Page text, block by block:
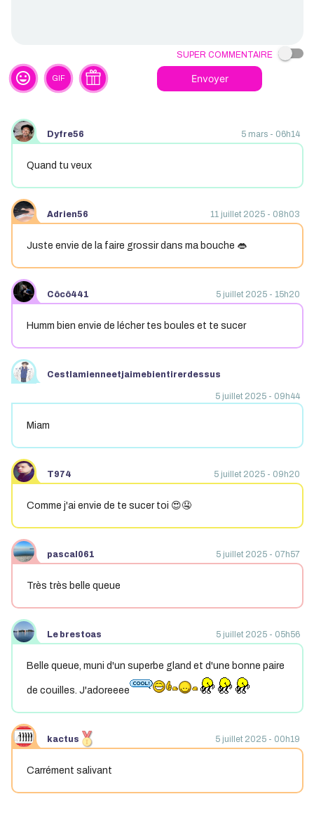
tag_faces GIF
Super commentaire
Envoyer
Dyfre56 5 mars - 06h14
Quand tu veux
Adrien56 11 juillet 2025 - 08h03
Juste envie de la faire grossir dans ma bouche 👄
Côcô441 5 juillet 2025 - 15h20
Humm bien envie de lécher tes boules et te sucer
Cestlamienneetjaimebientirerdessus
5 juillet 2025 - 09h44
Miam
T974 5 juillet 2025 - 09h20
Comme j'ai envie de te sucer toi 😍🤤
pascal061 5 juillet 2025 - 07h57
Très très belle queue
Le brestoas 5 juillet 2025 - 05h56
Belle queue, muni d'un superbe gland et d'une bonne paire
de couilles. J'adoreeee
kactus 5 juillet 2025 - 00h19
Carrément salivant